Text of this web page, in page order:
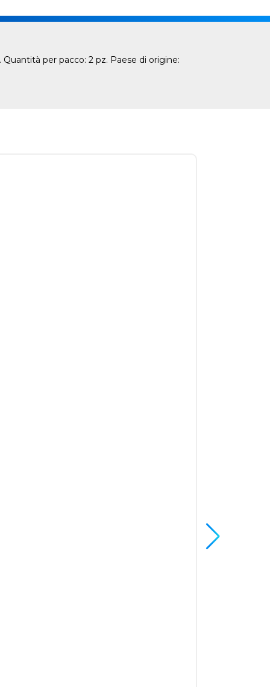
per pacco: 2 pz. Paese di origine: